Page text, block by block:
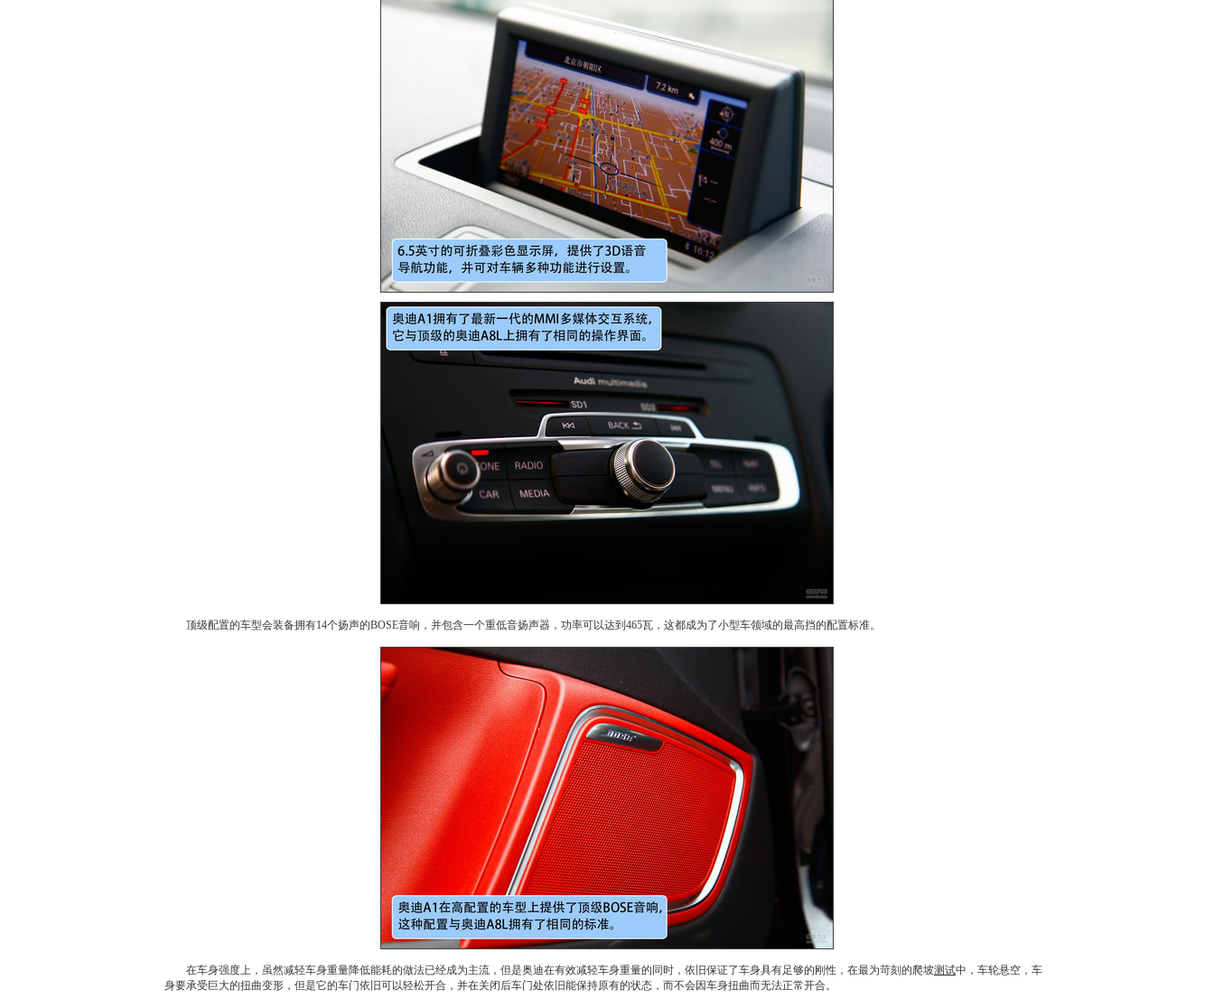
顶级配置的车型会装备拥有14个扬声的BOSE音响，并包含一个重低音扬声器，功率可以达到465瓦，这都成为了小型车领域的最高挡的配置标准。
在车身强度上，虽然减轻车身重量降低能耗的做法已经成为主流，但是奥迪在有效减轻车身重量的同时，依旧保证了车身具有足够的刚性，在最为苛刻的爬坡测试中，车轮悬空，车
身要承受巨大的扭曲变形，但是它的车门依旧可以轻松开合，并在关闭后车门处依旧能保持原有的状态，而不会因车身扭曲而无法正常开合。